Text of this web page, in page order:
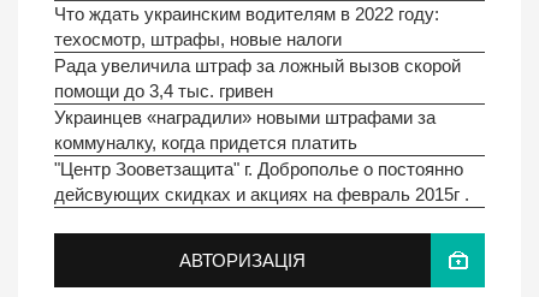
Что ждать украинским водителям в 2022 году:
техосмотр, штрафы, новые налоги
Рада увеличила штраф за ложный вызов скорой
помощи до 3,4 тыс. гривен
Украинцев «наградили» новыми штрафами за
коммуналку, когда придется платить
"Центр Зооветзащита" г. Доброполье о постоянно
дейсвующих скидках и акциях на февраль 2015г .
АВТОРИЗАЦІЯ